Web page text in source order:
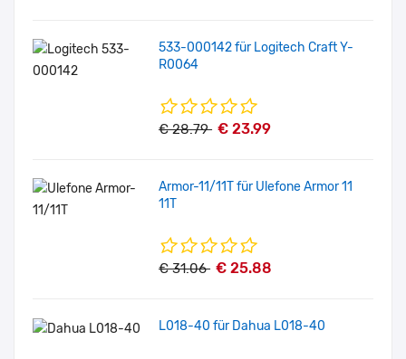
533-000142 für Logitech Craft Y-
R0064
€ 28.79 € 23.99
Armor-11/11T für Ulefone Armor 11
11T
€ 31.06 € 25.88
L018-40 für Dahua L018-40